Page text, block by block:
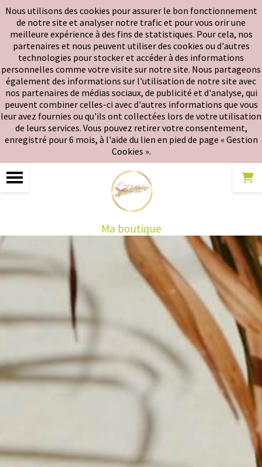
Nous utilisons des cookies pour assurer le bon fonctionnement
de notre site et analyser notre trafic et pour vous offrir une
meilleure expérience à des fins de statistiques. Pour cela, nos
partenaires et nous peuvent utiliser des cookies ou d'autres
technologies pour stocker et accéder à des informations
personnelles comme votre visite sur notre site. Nous partageons
également des informations sur l'utilisation de notre site avec
nos partenaires de médias sociaux, de publicité et d'analyse, qui
peuvent combiner celles-ci avec d'autres informations que vous
leur avez fournies ou qu'ils ont collectées lors de votre utilisation
de leurs services. Vous pouvez retirer votre consentement,
enregistré pour 6 mois, à l'aide du lien en pied de page « Gestion
Cookies ».
Ma boutique